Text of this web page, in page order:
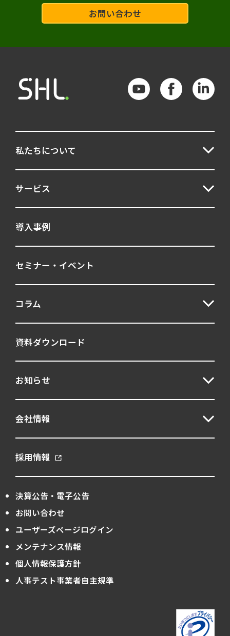
お問い合わせ
私たちについて
サービス
導入事例
セミナー・イベント
コラム
資料ダウンロード
お知らせ
会社情報
採用情報
決算公告・電子公告
お問い合わせ
ユーザーズページログイン
メンテナンス情報
個人情報保護方針
人事テスト事業者自主規準